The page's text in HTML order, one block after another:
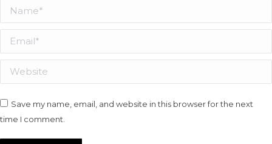
Name *
Email *
Website
Save my name, email, and website in this browser for the next
time I comment.